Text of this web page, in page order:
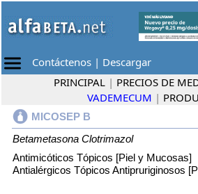
Contáctenos | Descargar
PRINCIPAL | PRECIOS DE
VADEMECUM |
MICOSEP B
Betametasona Clotrimazol
Antimicóticos Tópicos [Piel y Mucosas]
Antialérgicos Tópicos Antipruriginosos